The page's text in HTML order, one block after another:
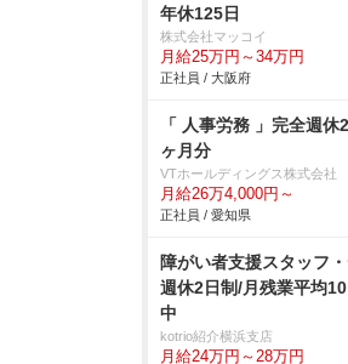
年休125日
株式会社マッコイ
月給25万円～34万円
正社員 / 大阪府
「 人事労務 」完全週
ヶ月分
VTホールディングス株式会社
月給26万4,000円～
正社員 / 愛知県
障がい者支援スタッフ
週休2日制/月残業平均
中
kotrio紹介横浜支店
月給24万円～28万円